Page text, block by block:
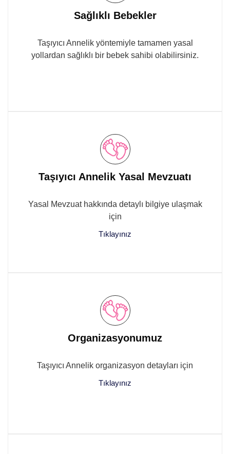
Sağlıklı Bebekler
Taşıyıcı Annelik yöntemiyle tamamen yasal
yollardan sağlıklı bir bebek sahibi olabilirsiniz.
Taşıyıcı Annelik Yasal Mevzuatı
Yasal Mevzuat hakkında detaylı bilgiye ulaşmak
için
Tıklayınız
Organizasyonumuz
Taşıyıcı Annelik organizasyon detayları için
Tıklayınız